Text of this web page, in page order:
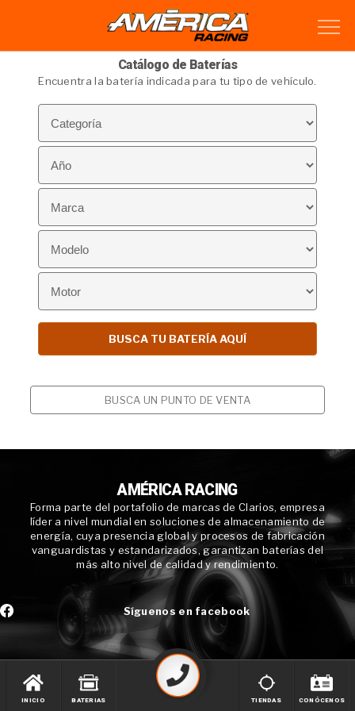
Catálogo de Baterías
Encuentra la batería indicada para tu tipo de vehículo.
BUSCA UN PUNTO DE VENTA
AMÉRICA RACING
Forma parte del portafolio de marcas de Clarios, empresa
líder a nivel mundial en soluciones de almacenamiento de
energía, cuya presencia global y procesos de fabricación
vanguardistas y estandarizados, garantizan baterías del
más alto nivel de calidad y rendimiento.
Síguenos en facebook
INICIO BATERIAS TIENDAS CONÓCENOS